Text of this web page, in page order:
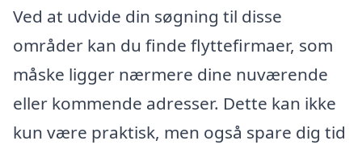
Ved at udvide din søgning til disse
områder kan du finde flyttefirmaer, som
måske ligger nærmere dine nuværende
eller kommende adresser. Dette kan ikke
kun være praktisk, men også spare dig tid